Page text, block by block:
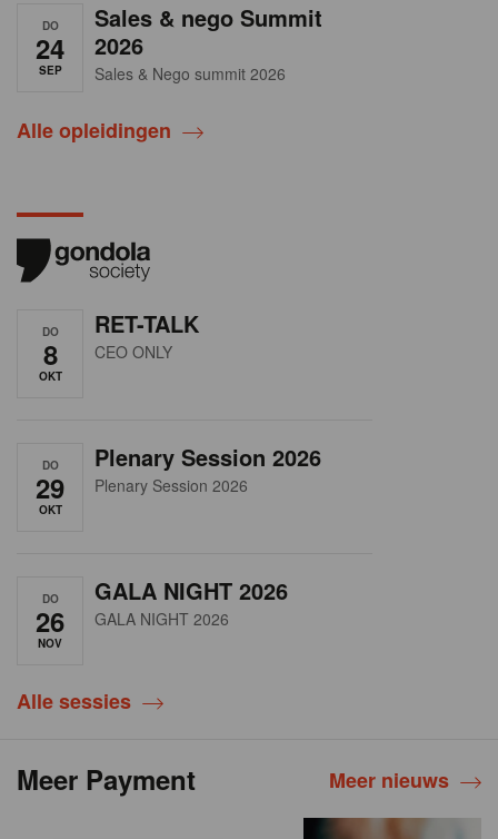
DO
24
SEP
Sales & nego Summit
2026
Sales & Nego summit 2026
Alle opleidingen
DO
8
OKT
RET-TALK
CEO ONLY
DO
29
OKT
Plenary Session 2026
Plenary Session 2026
DO
26
NOV
GALA NIGHT 2026
GALA NIGHT 2026
Alle sessies
Meer Payment Meer nieuws